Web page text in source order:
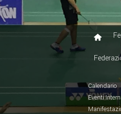
Calendario
Eventi